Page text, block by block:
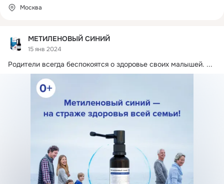
МЕТИЛЕНОВЫЙ СИНИЙ
15 янв 2024
Родители всегда беспокоятся о здоровье своих малышей. ...
Москва